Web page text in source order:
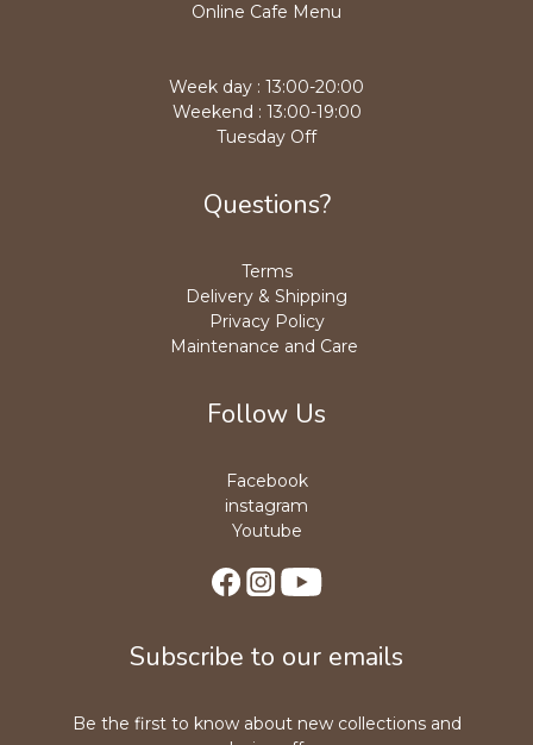
Online Cafe Menu
Week day : 13:00-20:00
Weekend : 13:00-19:00
Tuesday Off
Questions?
Terms
Delivery & Shipping
Privacy Policy
Maintenance and Care
Follow Us
Facebook
instagram
Youtube
Subscribe to our emails
Be the first to know about new collections and